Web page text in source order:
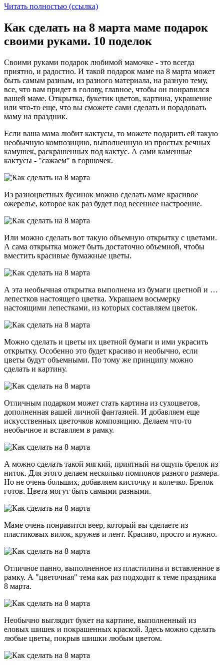
Читать полностью (ссылка)
Как сделать на 8 марта маме подарок
своими руками. 10 поделок
Своими руками подарок любимой мамочке - это всегда
приятно, и радостно. И такой подарок маме на 8 марта может
быть самым разным, из разного материала, на разную тему,
все, что вам придет в голову, главное, чтобы он понравился
вашей маме. Открытка, букетик цветов, картина, украшение
или что-то еще, что вы сможете сами сделать и порадовать
маму на праздник.
Если ваша мама любит кактусы, то можете подарить ей такую
необычную композицию, выполненную из простых речных
камушек, раскрашенных под кактус. А сами каменные
кактусы - "сажаем" в горшочек.
Из разноцветных бусинок можно сделать маме красивое
ожерелье, которое как раз будет под весеннее настроение.
Или можно сделать вот такую объемную открытку с цветами.
А сама открытка может быть достаточно объемной, чтобы
вместить красивые бумажные цветы.
А эта необычная открытка выполнена из бумаги цветной и …
лепестков настоящего цветка. Украшаем восьмерку
настоящими лепестками, из которых составляем цветок.
Можно сделать и цветы их цветной бумаги и ими украсить
открытку. Особенно это будет красиво и необычно, если
цветы будут объемными. По тому же принципу можно
сделать и картину.
Отличным подарком может стать картина из сухоцветов,
дополненная вашей личной фантазией. И добавляем еще
искусственных цветочков композицию. Делаем что-то
необычное и вставляем в рамку.
А можно сделать такой мягкий, приятный на ощупь брелок из
ниток. Для этого делаем несколько помпонов разного размера.
Но не очень больших, добавляем кисточку и колечко. Брелок
готов. Цвета могут быть самыми разными.
Маме очень понравится веер, который вы сделаете из
пластиковых вилок, кружев и лент. Красиво, просто и нужно.
Отличное панно, выполненное из пластилина и вставленное в
рамку. А "цветочная" тема как раз подходит к теме праздника
8 марта.
Необычно выглядит букет на картине, выполненный из
еловых шишек и покрашенных краской. Здесь можно сделать
любые цветы, покрыв шишки любым цветом.